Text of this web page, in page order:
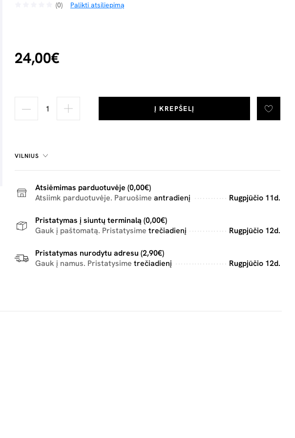
(0) Palikti atsiliepimą
24,00€
Į KREPŠELĮ
VILNIUS
Atsiėmimas parduotuvėje (0,00€)
Atsiimk parduotuvėje. Paruošime antradienį Rugpjūčio 11d.
Pristatymas į siuntų terminalą (0,00€)
Gauk į paštomatą. Pristatysime trečiadienį Rugpjūčio 12d.
Pristatymas nurodytu adresu (2,90€)
Gauk į namus. Pristatysime trečiadienį Rugpjūčio 12d.